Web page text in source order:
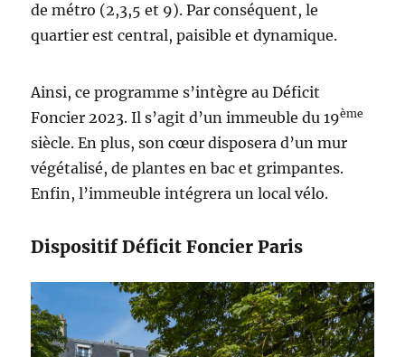
de métro (2,3,5 et 9). Par conséquent, le
quartier est central, paisible et dynamique.
Ainsi, ce programme s’intègre au Déficit
Foncier 2023. Il s’agit d’un immeuble du 19ème
siècle. En plus, son cœur disposera d’un mur
végétalisé, de plantes en bac et grimpantes.
Enfin, l’immeuble intégrera un local vélo.
Dispositif Déficit Foncier Paris